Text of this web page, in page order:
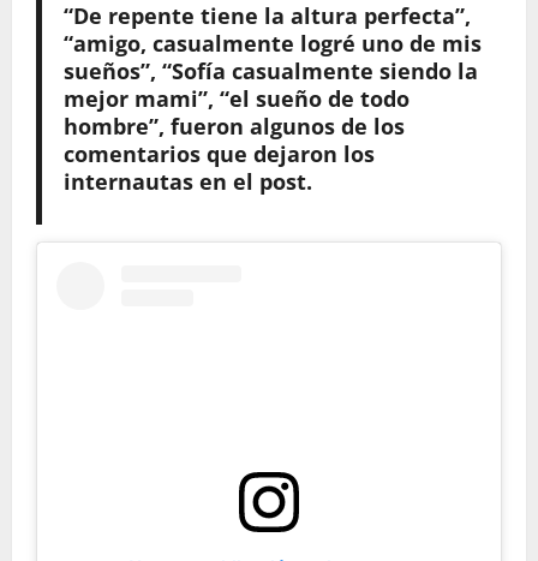
“De repente tiene la altura perfecta”,
“amigo, casualmente logré uno de mis
sueños”, “Sofía casualmente siendo la
mejor mami”, “el sueño de todo
hombre”, fueron algunos de los
comentarios que dejaron los
internautas en el post.